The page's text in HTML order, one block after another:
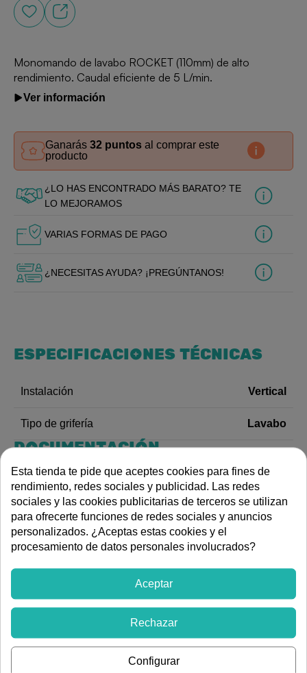
Monomando de lavabo ROCKET (110mm) de alto
rendimiento. Caudal eficiente de 5 L/min.
Ver información
Ganarás 32 puntos al comprar este
producto
¿LO HAS ENCONTRADO MÁS BARATO? TE
LO MEJORAMOS
VARIAS FORMAS DE PAGO
¿NECESITAS AYUDA? ¡PREGÚNTANOS!
ESPECIFICACIONES TÉCNICAS
Instalación Vertical
Tipo de grifería Lavabo
DOCUMENTACIÓN
Instrucciones de uso
Enlace a página de producto
DESCRIPCIÓN
Monomando de lavabo ROCKET de CLEVER (110mm).
Flujo de agua de 5 litros por minuto para un rendimiento
eficiente y ahorro. Acabado cromado, estética moderna y
resistencia al desgaste. La marca CLEVER es reconocida
Ver más artículos de
Esta tienda te pide que aceptes cookies para fines de
rendimiento, redes sociales y publicidad. Las redes
sociales y las cookies publicitarias de terceros se utilizan
para ofrecerte funciones de redes sociales y anuncios
personalizados. ¿Aceptas estas cookies y el
procesamiento de datos personales involucrados?
Aceptar
Rechazar
Configurar